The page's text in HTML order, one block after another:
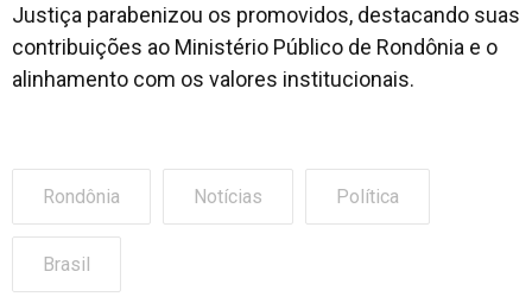
Justiça parabenizou os promovidos, destacando suas
contribuições ao Ministério Público de Rondônia e o
alinhamento com os valores institucionais.
Rondônia Notícias Política
Brasil